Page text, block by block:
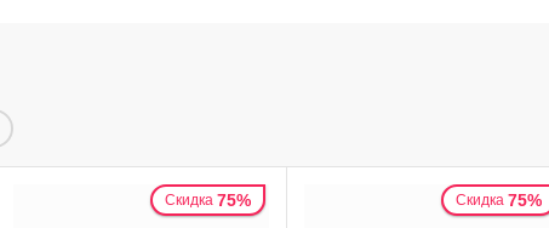
Скидка 75% Скидка 75%